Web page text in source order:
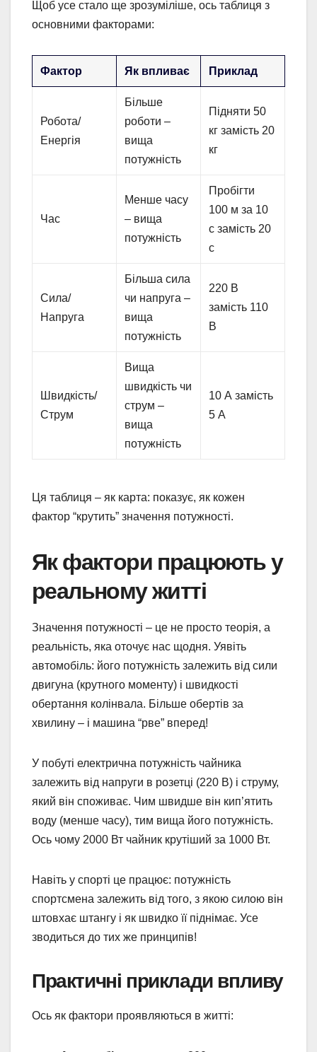
Щоб усе стало ще зрозуміліше, ось таблиця з
основними факторами:
Фактор Як впливає Приклад
Робота/
Енергія
Більше
роботи –
вища
потужність
Підняти 50
кг замість 20
кг
Час
Менше часу
– вища
потужність
Пробігти
100 м за 10
с замість 20
с
Сила/
Напруга
Більша сила
чи напруга –
вища
потужність
220 В
замість 110
В
Швидкість/
Струм
Вища
швидкість чи
струм –
вища
потужність
10 А замість
5 А
Ця таблиця – як карта: показує, як кожен
фактор “крутить” значення потужності.
Як фактори працюють у
реальному житті
Значення потужності – це не просто теорія, а
реальність, яка оточує нас щодня. Уявіть
автомобіль: його потужність залежить від сили
двигуна (крутного моменту) і швидкості
обертання колінвала. Більше обертів за
хвилину – і машина “рве” вперед!
У побуті електрична потужність чайника
залежить від напруги в розетці (220 В) і струму,
який він споживає. Чим швидше він кип’ятить
воду (менше часу), тим вища його потужність.
Ось чому 2000 Вт чайник крутіший за 1000 Вт.
Навіть у спорті це працює: потужність
спортсмена залежить від того, з якою силою він
штовхає штангу і як швидко її піднімає. Усе
зводиться до тих же принципів!
Практичні приклади впливу
Ось як фактори проявляються в житті: